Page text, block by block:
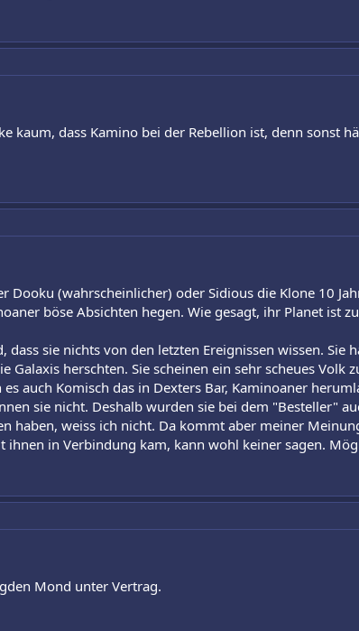
kaum, dass Kamino bei der Rebellion ist, denn sonst
Dooku (wahrscheinlicher) oder Sidious die Klone 10
böse Absichten hegen. Wie gesagt, ihr Planet ist
dass sie nichts von den letzten Ereignissen wissen.
Galaxis herschten. Sie scheinen ein sehr scheues Volk
auch Komisch das in Dexters Bar, Kaminoaner
sie nicht. Deshalb wurden sie bei dem "Besteller"
haben, weiss ich nicht. Da kommt aber meiner
ihnen in Verbindung kam, kann wohl keiner sagen.
Mond unter Vertrag.